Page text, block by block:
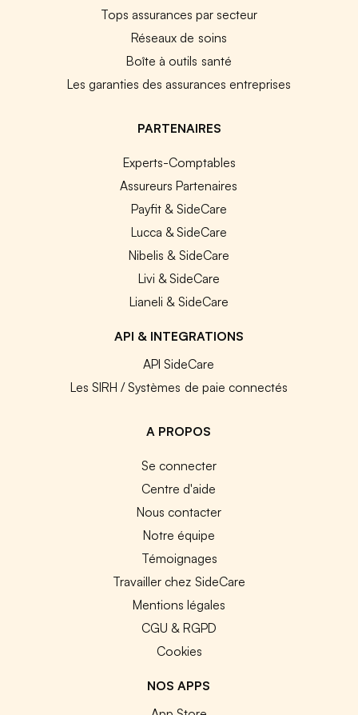
Tops assurances par secteur
Réseaux de soins
Boîte à outils santé
Les garanties des assurances entreprises
PARTENAIRES
Experts-Comptables
Assureurs Partenaires
Payfit & SideCare
Lucca & SideCare
Nibelis & SideCare
Livi & SideCare
Lianeli & SideCare
API & INTEGRATIONS
API SideCare
Les SIRH / Systèmes de paie connectés
A PROPOS
Se connecter
Centre d'aide
Nous contacter
Notre équipe
Témoignages
Travailler chez SideCare
Mentions légales
CGU & RGPD
Cookies
NOS APPS